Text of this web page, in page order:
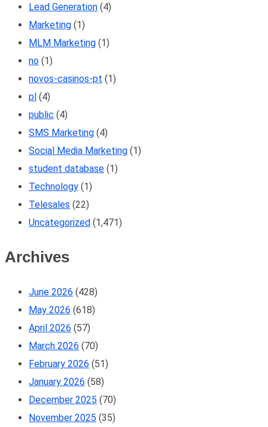
Lead Generation (4)
Marketing (1)
MLM Marketing (1)
no (1)
novos-casinos-pt (1)
pl (4)
public (4)
SMS Marketing (4)
Social Media Marketing (1)
student database (1)
Technology (1)
Telesales (22)
Uncategorized (1,471)
Archives
June 2026 (428)
May 2026 (618)
April 2026 (57)
March 2026 (70)
February 2026 (51)
January 2026 (58)
December 2025 (70)
November 2025 (35)